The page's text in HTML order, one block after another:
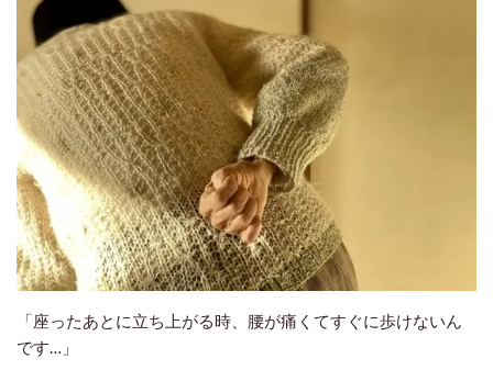
「座ったあとに立ち上がる時、腰が痛くてすぐに歩けないん
です…」